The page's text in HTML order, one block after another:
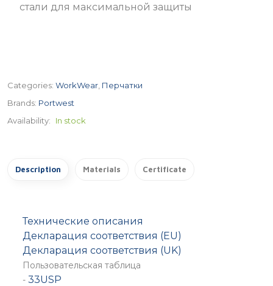
стали для максимальной защиты
Categories: WorkWear Перчатки
Brands: Portwest
Availability:
In stock
Description Materials Certificate
Технические описания
Декларация соответствия (EU)
Декларация соответствия (UK)
Пользовательская таблица
- 33USP